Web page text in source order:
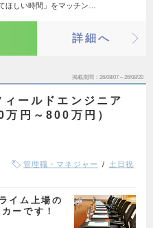
ほしい時間」をマッチン…
詳細へ
掲載期間 26/08/07～26/08/20
ールドエンジニア
万円～800万円）
管理職・マネジャー
土日祝
イム上場の
カーです！